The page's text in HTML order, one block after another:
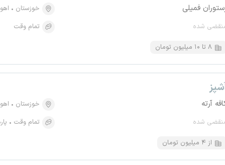
فمیلی
شده
خوزستان
تمام وقت
۸ تا ۱۰ میلیون تومان
آرته
شده
خوزستان
تمام وقت
از ۴ میلیون تومان